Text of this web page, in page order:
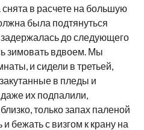
в расчете на большую
была подтянуться
до следующего
зимовать вдвоем. Мы
и сидели в третьей,
в пледы и
их подпалили,
только запах паленой
бежать с визгом к крану на